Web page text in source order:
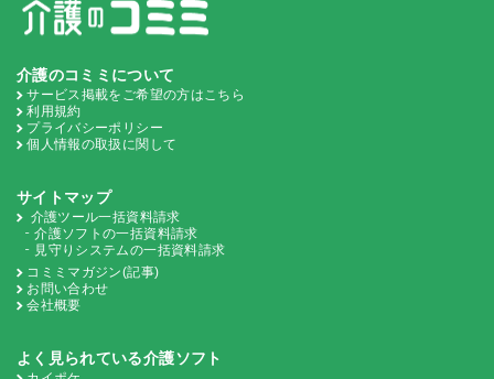
介護のコミミについて
サービス掲載をご希望の方はこちら
利用規約
プライバシーポリシー
個人情報の取扱に関して
サイトマップ
介護ツール一括資料請求
介護ソフトの一括資料請求
見守りシステムの一括資料請求
コミミマガジン(記事)
お問い合わせ
会社概要
よく見られている介護ソフト